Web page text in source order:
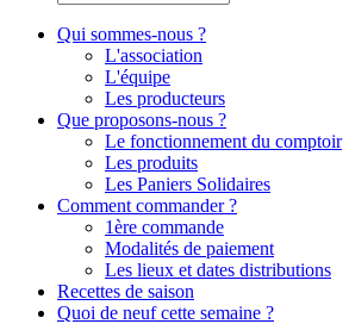
Qui sommes-nous ?
L'association
L'équipe
Les producteurs
Que proposons-nous ?
Le fonctionnement du comptoir
Les produits
Les Paniers Solidaires
Comment commander ?
1ère commande
Modalités de paiement
Les lieux et dates distributions
Recettes de saison
Quoi de neuf cette semaine ?